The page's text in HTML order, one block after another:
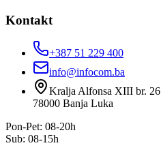
Kontakt
+387 51 229 400
info@infocom.ba
Kralja Alfonsa XIII br. 26
78000 Banja Luka
Pon-Pet: 08-20h
Sub: 08-15h